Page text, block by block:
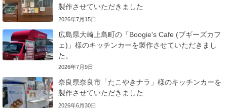
製作させていただきました
2026年7月15日
広島県大崎上島町の「Boogie's Cafe (ブギーズカフ
ェ)」様のキッチンカーを製作させていただきまし
た。
2026年7月9日
奈良県奈良市「たこやきナラ」様のキッチンカーを
製作させていただきました
2026年6月30日